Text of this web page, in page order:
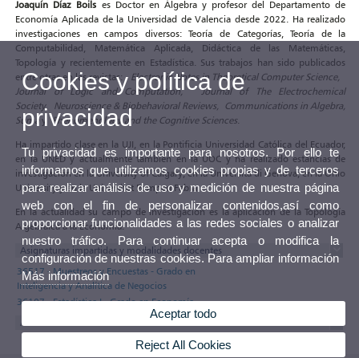
Joaquín Díaz Boils es Doctor en Álgebra y profesor del Departamento de
Economía Aplicada de la Universidad de Valencia desde 2022. Ha realizado
investigaciones en campos diversos: Teoría de Categorías, Teoría de la
Computabilidad, Matemática Aplicada, Didáctica de las Matemáticas,
Topología y recientemente en Estadística. Sus trabajos han sido publicados
entre otras en las revistas: Electronic Notes in Theoretical Computer Science,
Journal of Logic and Computation, Journal of The Electrochemical
Society, Neuroscience & Biobehavioral Reviews, Communications in Algebra,
SumayPhenomenology and the Cognitive Sciences.
Ha impartido clase en la UJI, en la Pontificia Universidad Católica del Ecuador,
en la UNED y actualmente también en la UOC y ha realizado estancias de
investigación en la University of Calgary, en la Università di Genova, en la Ohio
University y en la Universitat Pompeu Fabra.
En la actualidad su campo de investigación es la aplicación de la Topología
Algebraica a la Economía.
Asignaturas impartidas y modalidades docentes
36517 - Muestreos y Encuestas - Grado en
Inteligencia y Analítica de Negocios
36107 - Estadística I - Grado en Economía
Artículos en web UV
Cookies y política de
privacidad
Tu privacidad es importante para nosotros. Por ello te
informamos que utilizamos cookies propias y de terceros
para realizar análisis de uso y medición de nuestra página
web con el fin de personalizar contenidos,así como
proporcionar funcionalidades a las redes sociales o analizar
nuestro tráfico. Para continuar acepta o modifica la
configuración de nuestras cookies. Para ampliar información
Más información
Aceptar todo
Reject All Cookies